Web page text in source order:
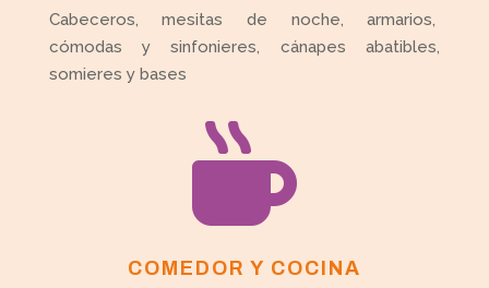
Cabeceros, mesitas de noche, armarios,
cómodas y sinfonieres, cánapes abatibles,
somieres y bases

COMEDOR Y COCINA